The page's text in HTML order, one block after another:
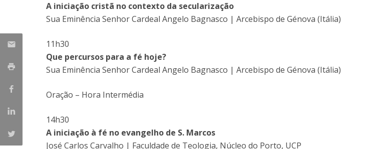
A iniciação cristã no contexto da secularização
Sua Eminência Senhor Cardeal Angelo Bagnasco | Arcebispo de Génova (Itália)
11h30
Que percursos para a fé hoje?
Sua Eminência Senhor Cardeal Angelo Bagnasco | Arcebispo de Génova (Itália)
Oração – Hora Intermédia
14h30
A iniciação à fé no evangelho de S. Marcos
José Carlos Carvalho | Faculdade de Teologia, Núcleo do Porto, UCP